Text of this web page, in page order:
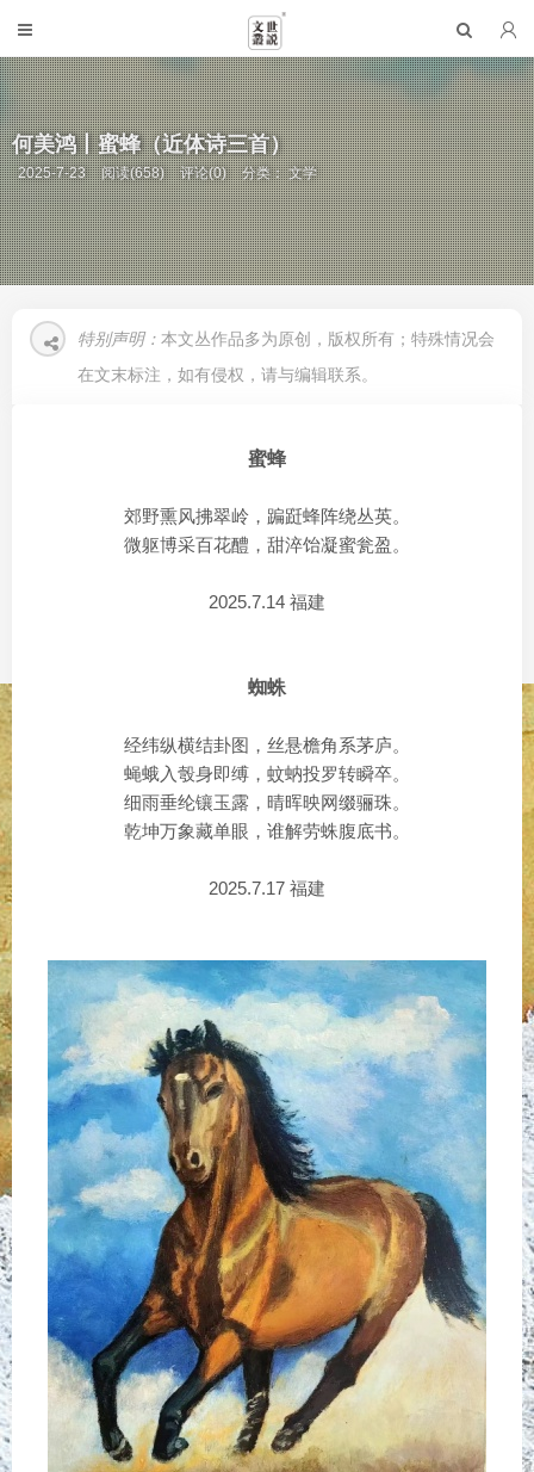
何美鸿丨蜜蜂（近体诗三首）
2025-7-23 阅读(658) 评论(0) 分类：文学
特别声明： 本文丛作品多为原创，版权所有；特殊情况会
在文末标注，如有侵权，请与编辑联系。
蜜蜂
郊野熏风拂翠岭，蹁跹蜂阵绕丛英。
微躯博采百花醴，甜淬饴凝蜜瓮盈。
2025.7.14 福建
蜘蛛
经纬纵横结卦图，丝悬檐角系茅庐。
蝇蛾入彀身即缚，蚊蚋投罗转瞬卒。
细雨垂纶镶玉露，晴晖映网缀骊珠。
乾坤万象藏单眼，谁解劳蛛腹底书。
2025.7.17 福建